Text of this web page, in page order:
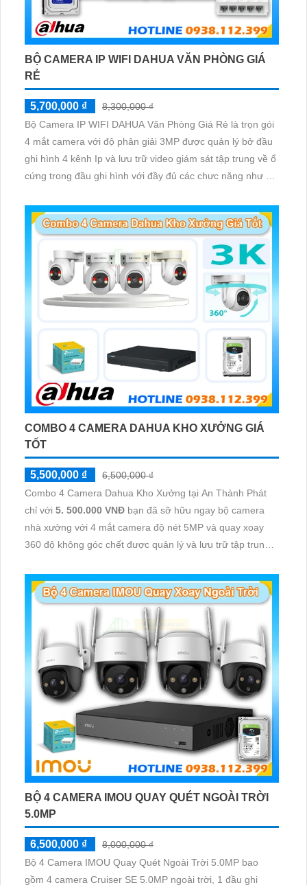
BỘ CAMERA IP WIFI DAHUA VĂN PHÒNG GIÁ
RẺ
5,700,000 ₫
8,300,000 ₫
Bộ Camera IP WIFI DAHUA Văn Phòng Giá Rẻ là trọn gói
4 mắt camera với độ phân giải 3MP được quản lý bở đầu
ghi hình 4 kênh Ip và lưu trữ video giám sát tập trung về ổ
cứng trong đầu ghi hình với đầy đủ các chưc năng như AI
giám sát có màu vào ban đêm
COMBO 4 CAMERA DAHUA KHO XƯỞNG GIÁ
TỐT
5,500,000 ₫
6,500,000 ₫
Combo 4 Camera Dahua Kho Xưởng tại An Thành Phát
chỉ với 5. 500.000 VNĐ bạn đã sỡ hữu ngay bộ camera
nhà xưởng với 4 mắt camera độ nét 5MP và quay xoay
360 độ không góc chết được quản lý và lưu trữ tập trung
BỘ 4 CAMERA IMOU QUAY QUÉT NGOÀI TRỜI
5.0MP
6,500,000 ₫
8,000,000 ₫
Bộ 4 Camera IMOU Quay Quét Ngoài Trời 5.0MP bao
gồm 4 camera Cruiser SE 5.0MP ngoài trời, 1 đầu ghi